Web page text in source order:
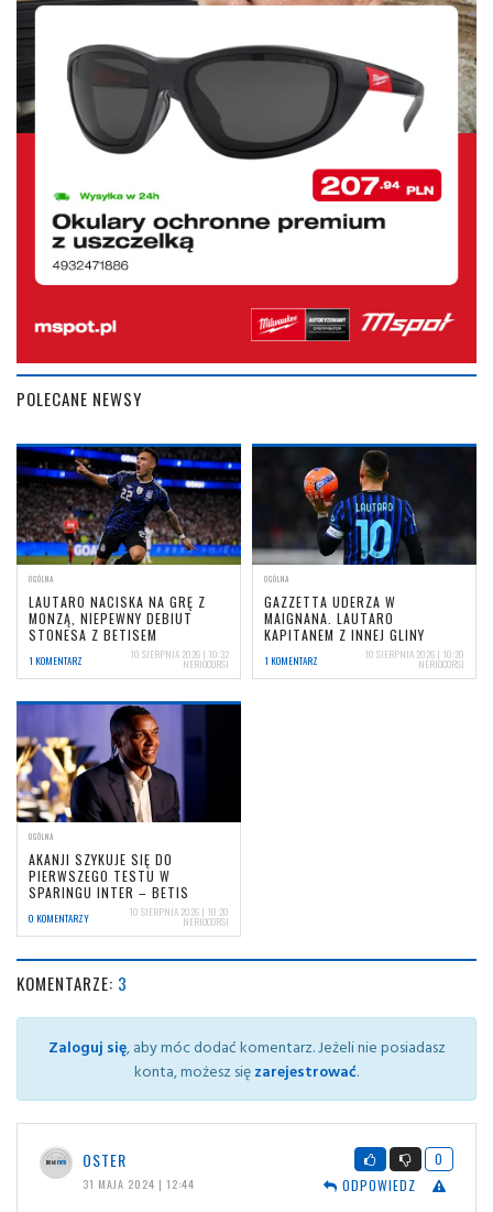
POLECANE NEWSY
OGÓLNA
LAUTARO NACISKA NA GRĘ Z
MONZĄ, NIEPEWNY DEBIUT
STONESA Z BETISEM
1 KOMENTARZ 10 SIERPNIA 2026 | 10:32
NERIOCORSI
OGÓLNA
GAZZETTA UDERZA W
MAIGNANA. LAUTARO
KAPITANEM Z INNEJ GLINY
1 KOMENTARZ 10 SIERPNIA 2026 | 10:20
NERIOCORSI
OGÓLNA
AKANJI SZYKUJE SIĘ DO
PIERWSZEGO TESTU W
SPARINGU INTER – BETIS
0 KOMENTARZY 10 SIERPNIA 2026 | 10:20
NERIOCORSI
KOMENTARZE: 3
Zaloguj się, aby móc dodać komentarz. Jeżeli nie posiadasz
konta, możesz sięzarejestrować.
OSTER
31 MAJA 2024 | 12:44
0
ODPOWIEDZ